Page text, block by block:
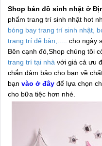
Shop bán đồ sinh nhật ở
phẩm trang trí sinh nhật hot
bóng bay trang trí sinh nhật,
trang trí để bàn,.....
cho ngày
Bên cạnh đó,Shop chúng tôi
trang trí tại nhà với giá cả ưu
chắn đảm bảo cho bạn về
bạn vào ở đây để lựa chọn
cho bữa tiệc hơn nhé.